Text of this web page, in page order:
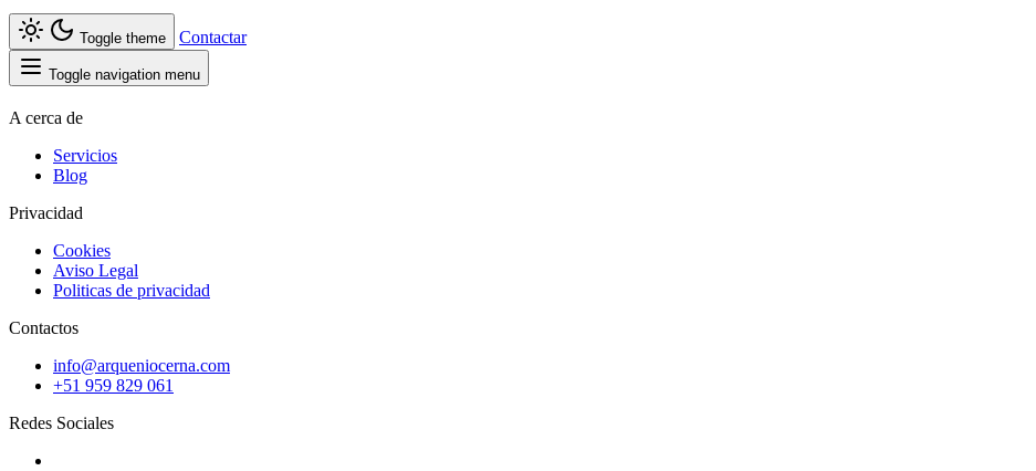
Toggle theme Contactar
Toggle navigation menu
A cerca de
Servicios
Blog
Privacidad
Cookies
Aviso Legal
Politicas de privacidad
Contactos
info@arqueniocerna.com
+51 959 829 061
Redes Sociales